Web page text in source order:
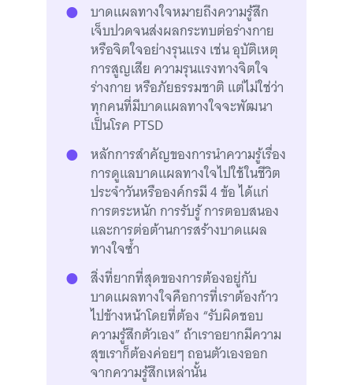
บาดแผลทางใจหมายถึงความรู้สึก
เจ็บปวดจนส่งผลกระทบต่อร่างกาย
หรือจิตใจอย่างรุนแรง เช่น อุบัติเหตุ
การสูญเสีย ความรุนแรงทางจิตใจ
ร่างกาย หรือภัยธรรมชาติ แต่ไม่ใช่ว่า
ทุกคนที่มีบาดแผลทางใจจะพัฒนา
เป็นโรค PTSD
หลักการสำคัญของการนำความรู้เรื่อง
การดูแลบาดแผลทางใจไปใช้ในชีวิต
ประจำวันหรือองค์กรมี 4 ข้อ ได้แก่
การตระหนัก การรับรู้ การตอบสนอง
และการต่อต้านการสร้างบาดแผล
ทางใจซ้ำ
สิ่งที่ยากที่สุดของการต้องอยู่กับ
บาดแผลทางใจคือการที่เราต้องก้าว
ไปข้างหน้าโดยที่ต้อง “รับผิดชอบ
ความรู้สึกตัวเอง” ถ้าเราอยากมีความ
สุขเราก็ต้องค่อยๆ ถอนตัวเองออก
จากความรู้สึกเหล่านั้น